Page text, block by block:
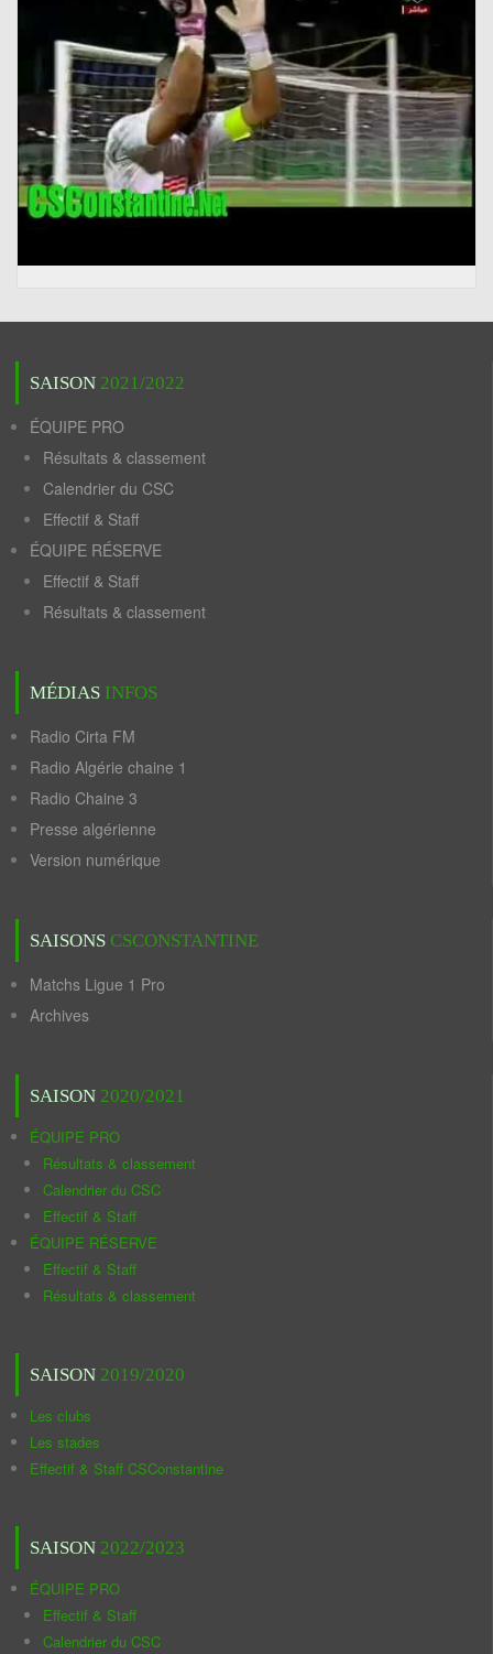
SAISON 2021/2022
ÉQUIPE PRO
Résultats & classement
Calendrier du CSC
Effectif & Staff
ÉQUIPE RÉSERVE
Effectif & Staff
Résultats & classement
MÉDIAS INFOS
Radio Cirta FM
Radio Algérie chaine 1
Radio Chaine 3
Presse algérienne
Version numérique
SAISONS CSCONSTANTINE
Matchs Ligue 1 Pro
Archives
SAISON 2020/2021
ÉQUIPE PRO
Résultats & classement
Calendrier du CSC
Effectif & Staff
ÉQUIPE RÉSERVE
Effectif & Staff
Résultats & classement
SAISON 2019/2020
Les clubs
Les stades
Effectif & Staff CSConstantine
SAISON 2022/2023
ÉQUIPE PRO
Effectif & Staff
Calendrier du CSC